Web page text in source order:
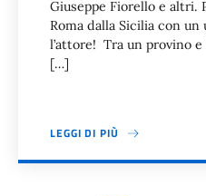
Giuseppe Fiorello e altri.
Roma dalla Sicilia con
l’attore! Tra un provino
[…]
LEGGI DI PIÙ